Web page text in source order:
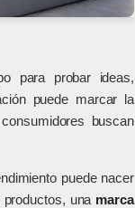
para probar ideas,
puede marcar la
buscan
puede nacer
una marca